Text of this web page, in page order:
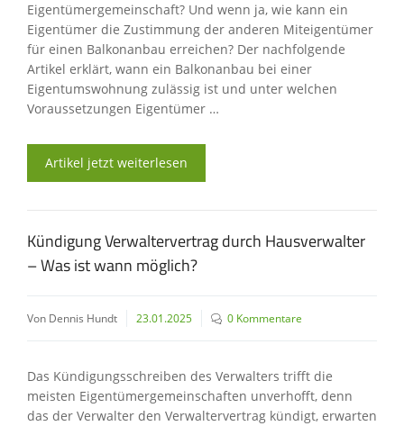
Eigentümergemeinschaft? Und wenn ja, wie kann ein
Eigentümer die Zustimmung der anderen Miteigentümer
für einen Balkonanbau erreichen? Der nachfolgende
Artikel erklärt, wann ein Balkonanbau bei einer
Eigentumswohnung zulässig ist und unter welchen
Voraussetzungen Eigentümer …
Artikel jetzt weiterlesen
Kündigung Verwaltervertrag durch Hausverwalter
– Was ist wann möglich?
Von Dennis Hundt 23.01.2025 0 Kommentare
Das Kündigungsschreiben des Verwalters trifft die
meisten Eigentümergemeinschaften unverhofft, denn
das der Verwalter den Verwaltervertrag kündigt, erwarten